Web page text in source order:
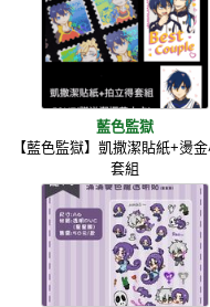
藍色監獄
【藍色監獄】凱撒潔貼紙+燙
套組